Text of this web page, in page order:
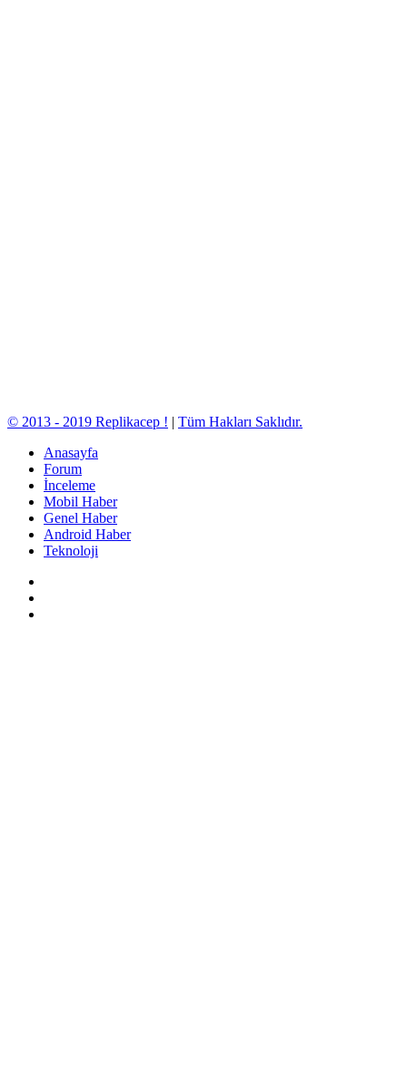
© 2013 - 2019 Replikacep ! | Tüm Hakları Saklıdır.
Anasayfa
Forum
İnceleme
Mobil Haber
Genel Haber
Android Haber
Teknoloji